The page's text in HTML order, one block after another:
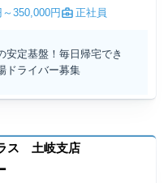
350,000円 正社員
安定基盤！毎日帰宅でき
ドライバー募集
ス 土岐支店